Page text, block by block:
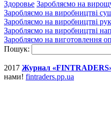
Здоровье Заробляємо на
Заробляємо на виробництві
Заробляємо на виробництві
Заробляємо на виробництві
Заробляємо на виготовлення
Пошук:
2017 Журнал
нами! fintraders.pp.ua